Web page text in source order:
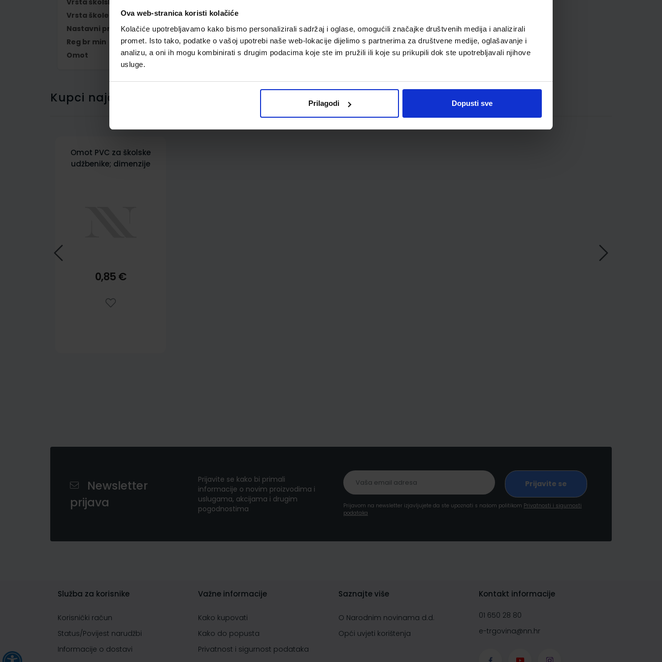
Ova web-stranica koristi kolačiće
Kolačiće upotrebljavamo kako bismo personalizirali sadržaj i oglase, omogućili značajke društvenih medija i analizirali
promet. Isto tako, podatke o vašoj upotrebi naše web-lokacije dijelimo s partnerima za društvene medije, oglašavanje i
analizu, a oni ih mogu kombinirati s drugim podacima koje ste im pružili ili koje su prikupili dok ste upotrebljavali njihove
usluge.
Prilagodi Dopusti sve
Vrsta školske knjige
Vrsta škole
1 OSNOVNA
Nastavni predmet
HRVATSKI JEZIK PP
Reg br min
6034
Omot
500745
Kupci najčešće biraju..
Omot PVC za školske
udžbenike; dimenzije
0,85 €
Newsletter
prijava
Prijavite se kako bi primali
informacije o novim proizvodima i
uslugama, akcijama i drugim
pogodnostima
Prijavom na newsletter izjavljujete da ste upoznati s našom politikom Privatnosti i sigurnosti
podataka
Služba za korisnike
Korisnički račun
Status/Povijest narudžbi
Informacije o dostavi
Važne informacije
Kako kupovati
Kako do popusta
Privatnost i sigurnost podataka
Saznajte više
O Narodnim novinama d.d.
Opći uvjeti korištenja
Kontakt informacije
01 650 28 80
e-trgovina@nn.hr